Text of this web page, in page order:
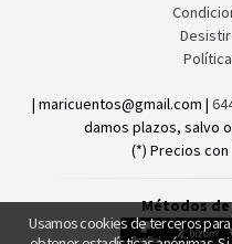
| maricuentos@gmail.com |
damos plazos, salvo
(*) Precios
Métodos
Usamos cookies de terceros